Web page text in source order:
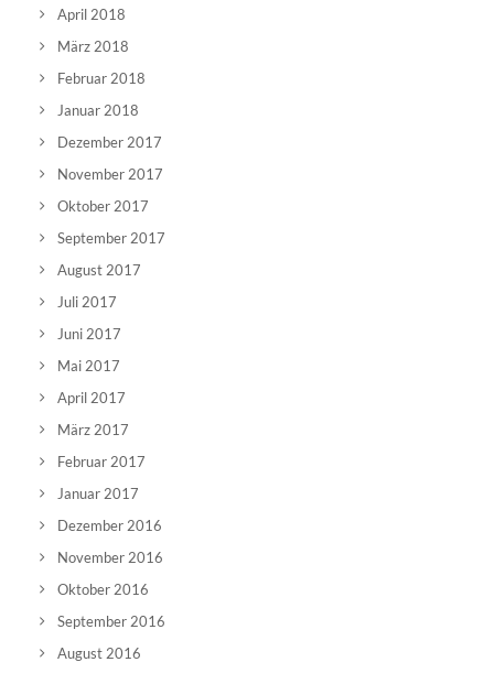
April 2018
März 2018
Februar 2018
Januar 2018
Dezember 2017
November 2017
Oktober 2017
September 2017
August 2017
Juli 2017
Juni 2017
Mai 2017
April 2017
März 2017
Februar 2017
Januar 2017
Dezember 2016
November 2016
Oktober 2016
September 2016
August 2016